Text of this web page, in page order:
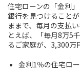
住宅ローンの「金利
銀行を見つけること
ままで、毎月の支払
とえば、「毎月8万5
るご家庭が、3,300万
金利1％の住宅ロ